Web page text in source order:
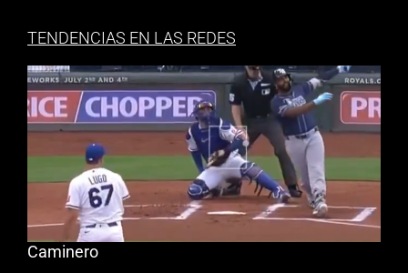
TENDENCIAS EN LAS REDES
Caminero